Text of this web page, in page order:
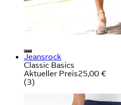
Jeansrock
Classic Basics
Aktueller Preis25,00 €
(3)